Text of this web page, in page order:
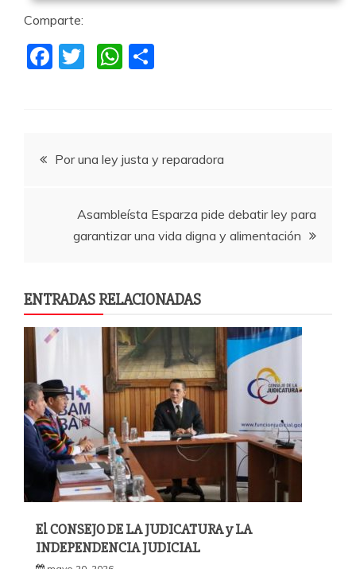
Comparte:
F
b
T
W
A
p
a
r
Navegación
entradas
Por una ley justa y reparadora
Asambleísta Esparza pide debatir ley para
garantizar una vida digna y alimentación
ENTRADAS RELACIONADAS
El CONSEJO DE LA JUDICATURA y LA
INDEPENDENCIA JUDICIAL